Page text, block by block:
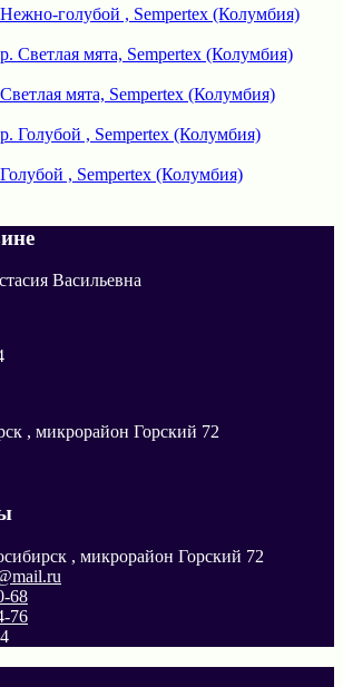
голубой , Sempertex (Колумбия)
мята, Sempertex (Колумбия)
, Sempertex (Колумбия)
Васильевна
, микрорайон Горский 72
, микрорайон Горский 72
68
76